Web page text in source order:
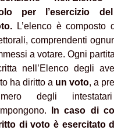
per l’esercizio
L’elenco è composto
comprendenti
a votare. Ogni
nell’Elenco degli
ha diritto a un voto, a
degli
In caso di
di voto è esercitato